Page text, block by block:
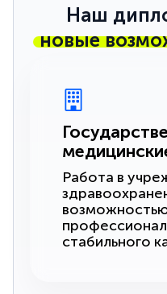
Наш
новые
Работа в
стабильного